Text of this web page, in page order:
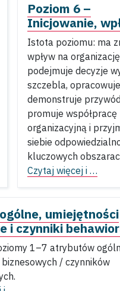
Poziom 6 –
Inicjowanie,
Istota poziomu: ma
wpływ na
podejmuje decyzje
szczebla,
demonstruje
promuje współpracę
organizacyjną i
siebie
kluczowych
Czytaj więcej i …
umiejętności
i czynniki
1–7 atrybutów
/ czynników